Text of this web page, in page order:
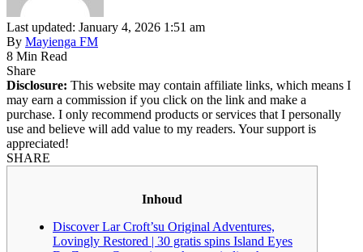
Last updated: January 4, 2026 1:51 am
By Mayienga FM
8 Min Read
Share
Disclosure: This website may contain affiliate links, which means I
may earn a commission if you click on the link and make a
purchase. I only recommend products or services that I personally
use and believe will add value to my readers. Your support is
appreciated!
SHARE
Inhoud
Discover Lar Croft’su Original Adventures,
Lovingly Restored | 30 gratis spins Island Eyes